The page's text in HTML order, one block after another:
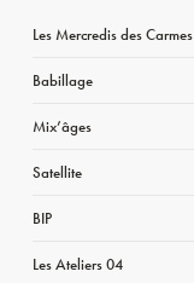
Les Mercredis des Carmes
Babillage
Mix’âges
Satellite
BIP
Les Ateliers 04